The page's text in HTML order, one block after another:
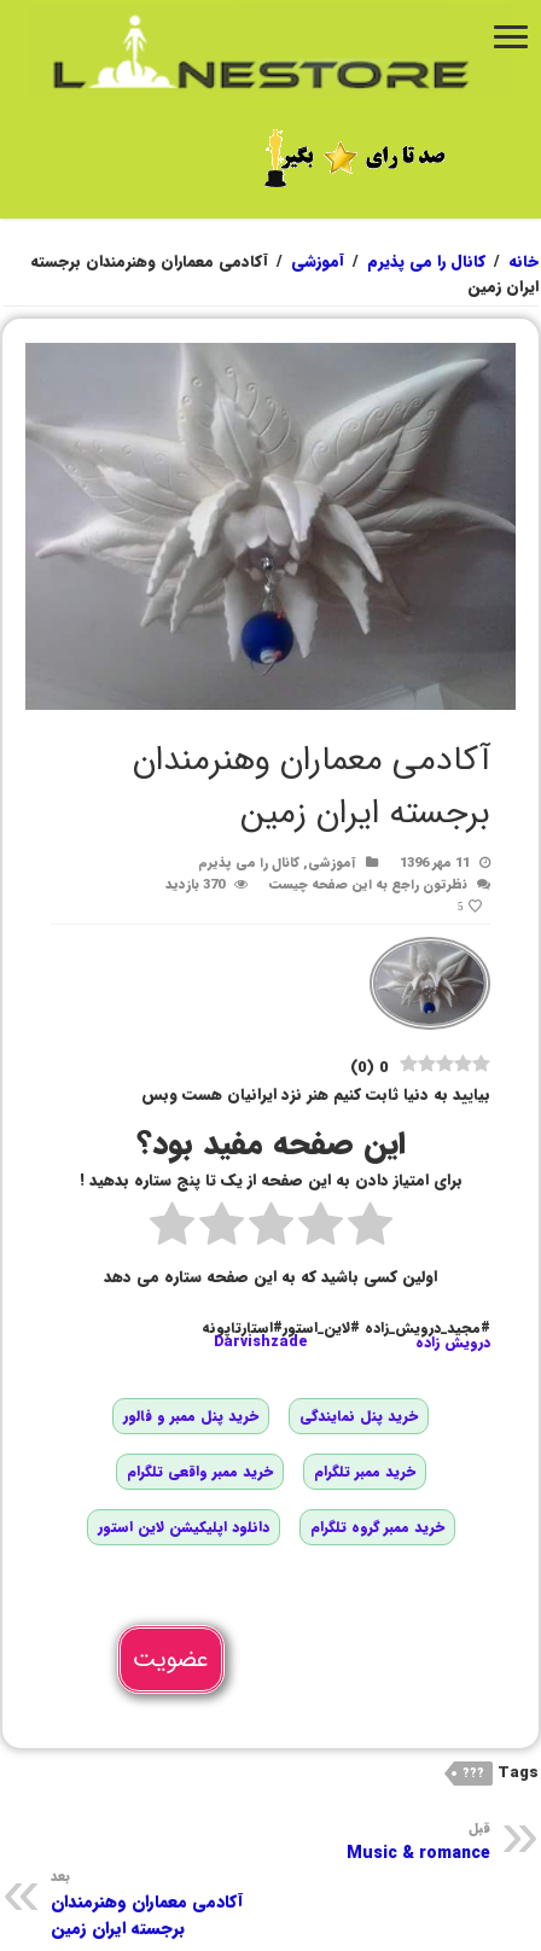
خانه / کانال را می پذیرم / آموزشی / آکادمی معماران وهنرمندان برجسته
ایران زمین
آکادمی معماران وهنرمندان
برجسته ایران زمین
11 مهر 1396 آموزشی,کانال را می پذیرم
نظرتون راجع به این صفحه چیست
370 بازدید
5
0
(
0
)
بیایید به دنیا ثابت کنیم هنر نزد ایرانیان هست وبس
این صفحه مفید بود؟
برای امتیاز دادن به این صفحه از یک تا پنج ستاره بدهید !
اولین کسی باشید که به این صفحه ستاره می دهد
#مجید_درویش_زاده #لاین_استور#استارتاپونه
درویش زاده Darvishzade
خرید پنل نمایندگی خرید پنل ممبر و فالور
خرید ممبر تلگرام خرید ممبر واقعی تلگرام
خرید ممبر گروه تلگرام دانلود اپلیکیشن لاین استور
عضویت
Tags
???
قبل
Music & romance
بعد
آکادمی معماران وهنرمندان
برجسته ایران زمین